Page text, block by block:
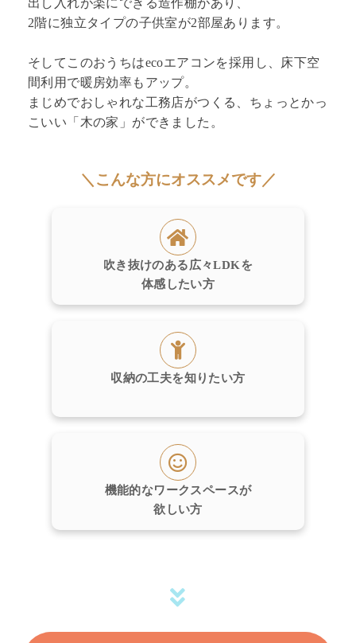
出し入れが楽にできる造作棚があり、
2階に独立タイプの子供室が2部屋あります。
そしてこのおうちはecoエアコンを採用し、床下空
間利用で暖房効率もアップ。
まじめでおしゃれな工務店がつくる、ちょっとかっ
こいい「木の家」ができました。
＼こんな方にオススメです／
吹き抜けのある広々LDKを
体感したい方
収納の工夫を知りたい方
機能的なワークスペースが
欲しい方